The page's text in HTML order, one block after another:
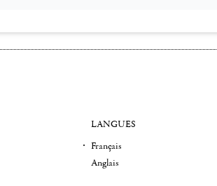
LANGUES
Français
Anglais